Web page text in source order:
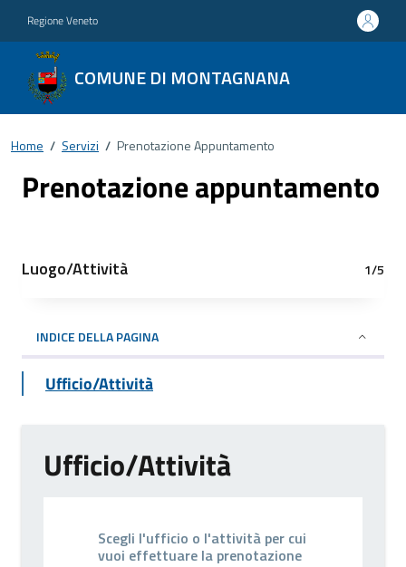
Regione Veneto
COMUNE DI MONTAGNANA
Home / Servizi / Prenotazione Appuntamento
Prenotazione appuntamento
Luogo/Attività 1/5
INDICE DELLA PAGINA
Ufficio/Attività
Ufficio/Attività
Scegli l'ufficio o l'attività per cui
vuoi effettuare la prenotazione